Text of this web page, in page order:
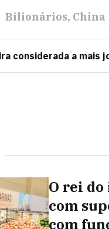
Bilionários China
considerada a mais
O rei
com
com